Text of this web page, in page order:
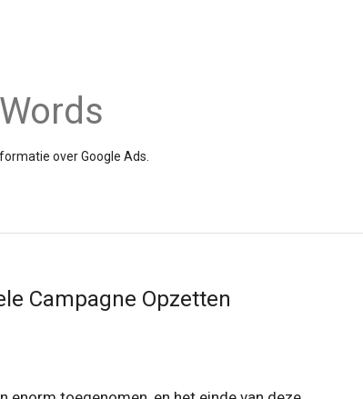
over Google Ads.
Campagne Opzetten